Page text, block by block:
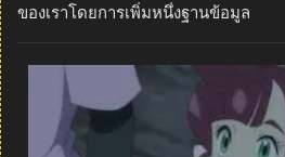
ของเราโดยการเพิ่มหนึ่งฐานข้อมูล